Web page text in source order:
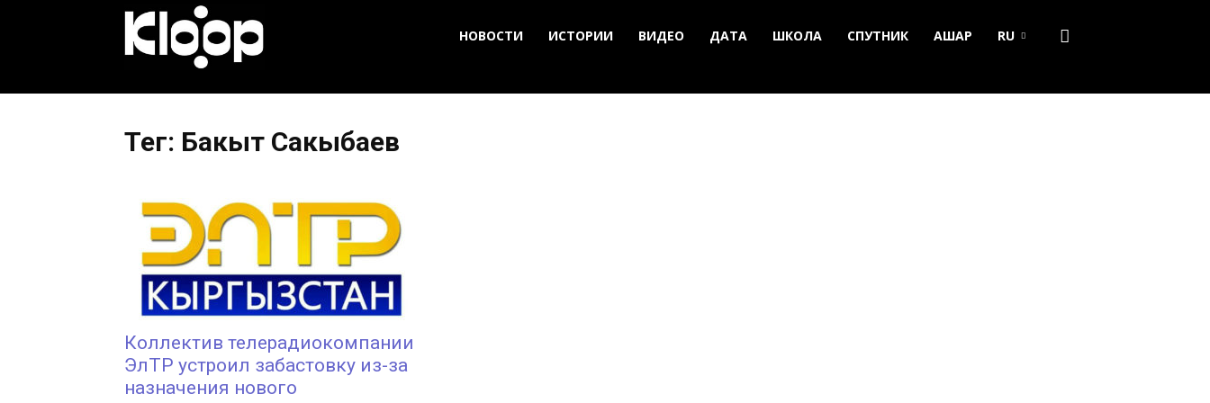
Кыргызстана
НОВОСТИ ИСТОРИИ ВИДЕО ДАТА ШКОЛА СПУТНИК АШАР RU
Тег: Бакыт Сакыбаев
Коллектив телерадиокомпании
ЭлТР устроил забастовку из-за
назначения нового